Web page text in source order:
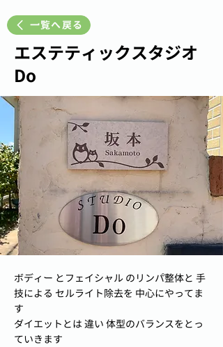
一覧へ戻る
エステティックスタジオ
Do
ボディー とフェイシャル のリンパ整体と 手
技による セルライト除去を 中心にやってま
す
ダイエットとは 違い 体型のバランスをとっ
ていきます